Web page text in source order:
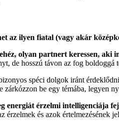
az ilyen fiatal (vagy akár
olyan partnert keressen, aki
de hosszú távon az fog
spéci dolgok iránt
zárkózzon be egy témába, legyen
energiát érzelmi intelligenciája
érzelmek és azok